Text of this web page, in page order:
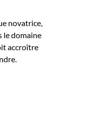
novatrice,
le domaine
accroître